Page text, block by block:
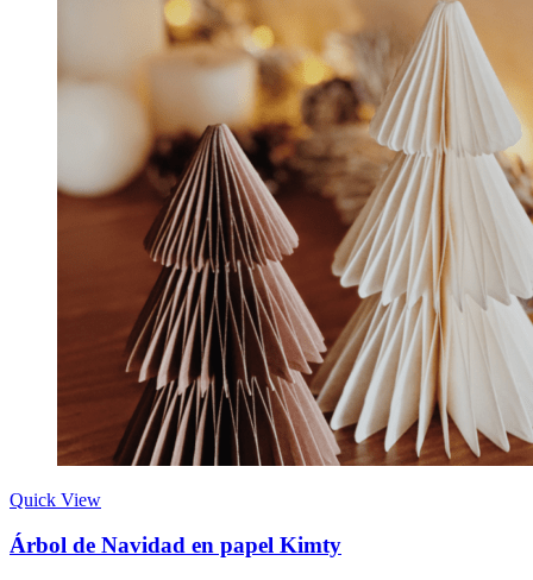
Quick View
Árbol de Navidad en papel Kimty